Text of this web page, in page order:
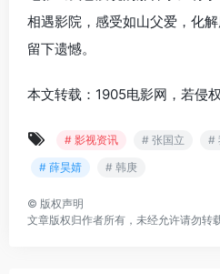
相遇影院，感受如山父爱，化
留下遗憾。
本文转载：1905电影网，若侵
# 影视资讯 # 张国立
#
# 薛昊婧
# 韩庚
© 版权声明
文章版权归作者所有，未经允许请勿转载